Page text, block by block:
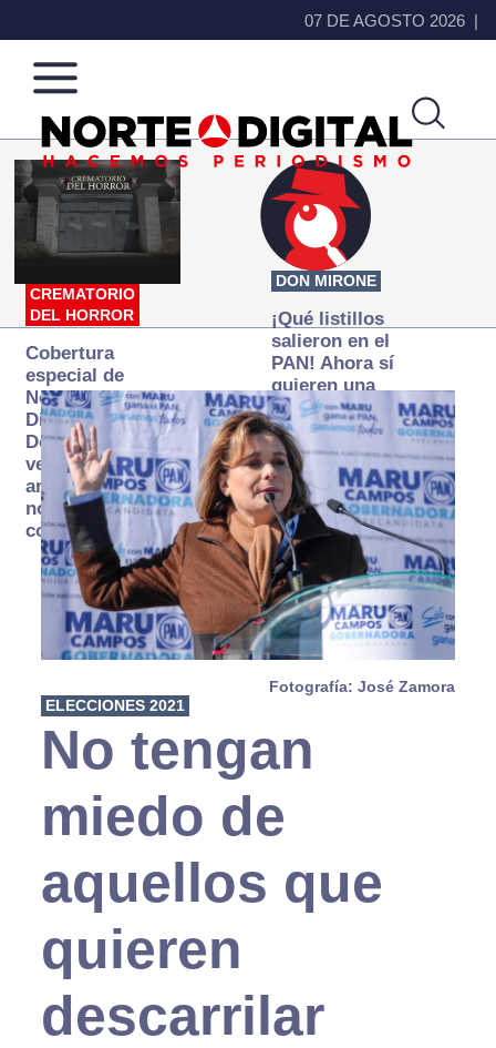
07 DE AGOSTO 2026
Norte
de
Ciudad
Más
que
noticias,
hacemos periodismo
CREMATORIO
DEL HORROR
Cobertura
especial de
Norte
Digital:
Donde la
verdad
arde… pero
no se
consume
DON MIRONE
¡Qué listillos
salieron en el
PAN! Ahora sí
quieren una
Fiscalía
autónoma… y
transexenal
Fotografía: José Zamora
ELECCIONES 2021
No tengan
miedo de
aquellos que
quieren
descarrilar